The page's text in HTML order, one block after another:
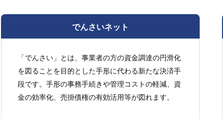
でんさいネット
「でんさい」とは、事業者の方の資金調達の円滑化
を図ることを目的とした手形に代わる新たな決済手
段です。手形の事務手続きや管理コストの軽減、資
金の効率化、売掛債権の有効活用等が図れます。